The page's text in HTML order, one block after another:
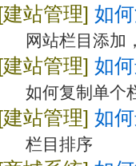
[建站管理] 如
网站栏目添加
[建站管理] 如
如何复制单个
[建站管理] 如
栏目排序